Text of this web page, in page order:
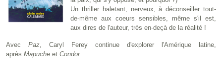
Un thriller haletant, nerveux, à déconseiller tout-
de-même aux coeurs sensibles, même s'il est,
aux dires de l'auteur, très en-deçà de la réalité !
Avec Paz, Caryl Ferey continue d'explorer l'Amérique latine,
après Mapuche et Condor.